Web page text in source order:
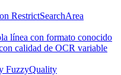
RestrictSearchArea
línea con formato conocido
calidad de OCR variable
FuzzyQuality